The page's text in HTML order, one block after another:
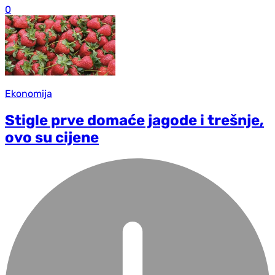
0
Ekonomija
Stigle prve domaće jagode i trešnje,
ovo su cijene